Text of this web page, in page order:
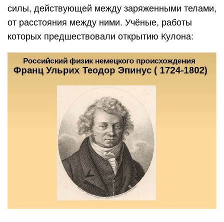
силы, действующей между заряженными телами,
от расстояния между ними. Учёные, работы
которых предшествовали открытию Кулона: